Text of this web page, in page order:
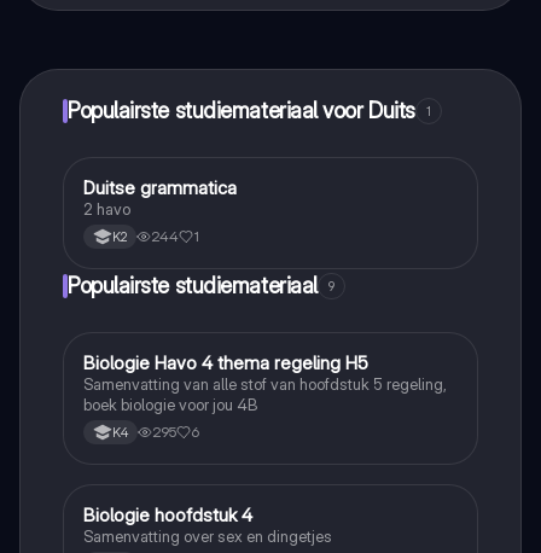
Populairste studiemateriaal voor Duits 1
Duits
Duitse grammatica
2 havo
K2 244 1
Populairste studiemateriaal 9
Biologie
Biologie Havo 4 thema regeling H5
Samenvatting van alle stof van hoofdstuk 5 regeling,
boek biologie voor jou 4B
K4 295 6
Biologie
Biologie hoofdstuk 4
Samenvatting over sex en dingetjes